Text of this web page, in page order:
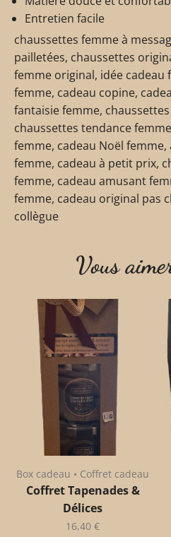
Entretien facile
chaussettes femme à
pailletées, chaussettes
femme original, idée cadeau
femme, cadeau copine,
fantaisie femme,
chaussettes tendance
femme, cadeau Noël
femme, cadeau à petit prix,
femme, cadeau amusant
femme, cadeau original pas
collègue
Vous
Box cadeau • Coffret cadeau
Coffret Tapenades &
Délices
16,40 €